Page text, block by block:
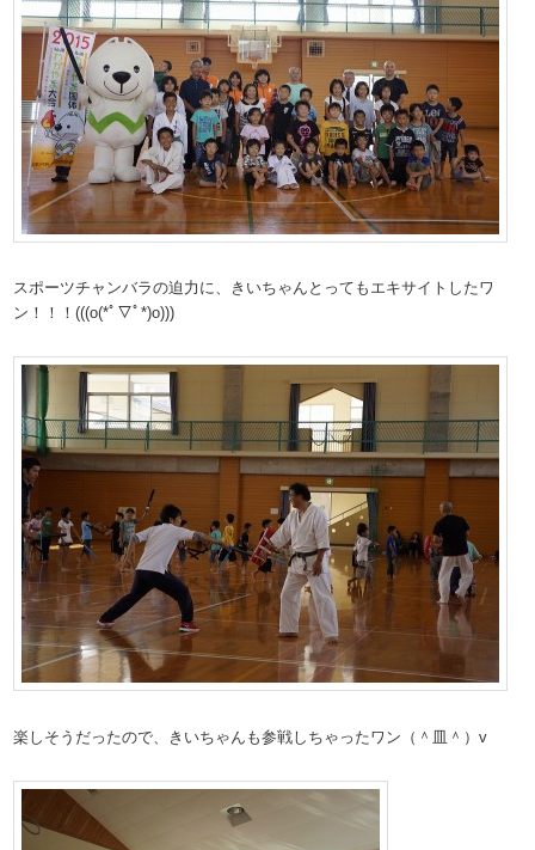
スポーツチャンバラの迫力に、きいちゃんとってもエキサイトしたワ
ン！！！(((o(*ﾟ▽ﾟ*)o)))
楽しそうだったので、きいちゃんも参戦しちゃったワン（＾皿＾）v